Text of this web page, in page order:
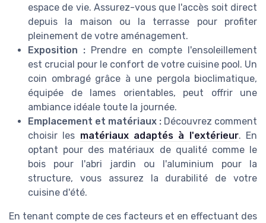
espace de vie. Assurez-vous que l'accès soit direct
depuis la maison ou la terrasse pour profiter
pleinement de votre aménagement.
Exposition : Prendre en compte l'ensoleillement
est crucial pour le confort de votre cuisine pool. Un
coin ombragé grâce à une pergola bioclimatique,
équipée de lames orientables, peut offrir une
ambiance idéale toute la journée.
Emplacement et matériaux : Découvrez comment
choisir les matériaux adaptés à l'extérieur. En
optant pour des matériaux de qualité comme le
bois pour l'abri jardin ou l'aluminium pour la
structure, vous assurez la durabilité de votre
cuisine d'été.
En tenant compte de ces facteurs et en effectuant des